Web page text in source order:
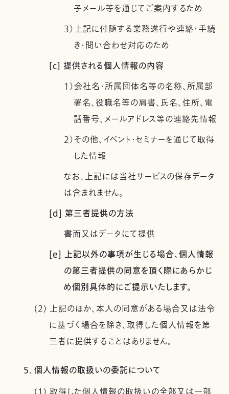
子メール等を通じてご案内するため
3）上記に付随する業務遂行や連絡・手続
き・問い合わせ対応のため
[c] 提供される個人情報の内容
1）会社名・所属団体名等の名称、所属部
署名、役職名等の肩書、氏名、住所、電
話番号、メールアドレス等の連絡先情報
2）その他、イベント・セミナーを通じて取得
した情報
なお、上記には当社サービスの保存データ
は含まれません。
[d] 第三者提供の方法
書面又はデータにて提供
[e] 上記以外の事項が生じる場合、個人情報
の第三者提供の同意を頂く際にあらかじ
め個別具体的にご提示いたします。
(2) 上記のほか、本人の同意がある場合又は法令
に基づく場合を除き、取得した個人情報を第
三者に提供することはありません。
5. 個人情報の取扱いの委託について